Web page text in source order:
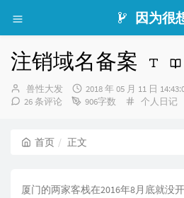
因为很
注销域名备案
博
主：
兽性大发
发
布
2018 年 05 月 11 日
26 条评论
906字数
分
个人日记
首页 正文
厦门的两家客栈在2016年8月底就没